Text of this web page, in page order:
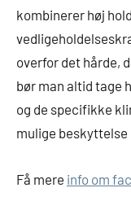
kombinerer høj
overfor det hårde,
bør man altid tage
og de specifikke
mulige beskyttelse
Få mere info om